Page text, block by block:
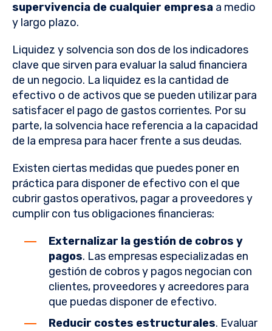
supervivencia de cualquier empresa a medio
y largo plazo.
Liquidez y solvencia son dos de los indicadores
clave que sirven para evaluar la salud financiera
de un negocio. La liquidez es la cantidad de
efectivo o de activos que se pueden utilizar para
satisfacer el pago de gastos corrientes. Por su
parte, la solvencia hace referencia a la capacidad
de la empresa para hacer frente a sus deudas.
Existen ciertas medidas que puedes poner en
práctica para disponer de efectivo con el que
cubrir gastos operativos, pagar a proveedores y
cumplir con tus obligaciones financieras:
Externalizar la gestión de cobros y
pagos. Las empresas especializadas en
gestión de cobros y pagos negocian con
clientes, proveedores y acreedores para
que puedas disponer de efectivo.
Reducir costes estructurales. Evaluar